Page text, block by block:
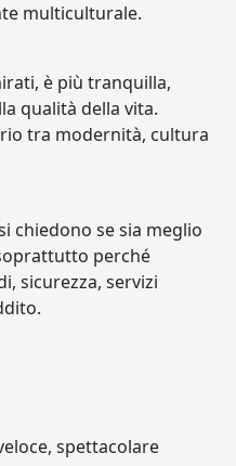
multiculturale.
è più tranquilla,
qualità della vita.
tra modernità, cultura
chiedono se sia meglio
perché
sicurezza, servizi
spettacolare